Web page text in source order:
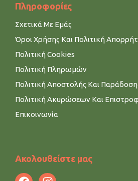
Πληροφορίες
Σχετικά Με Εμάς
Όροι Χρήσης Και Πολιτική
Πολιτική Cookies
Πολιτική Πληρωμών
Πολιτική Αποστολής Και
Πολιτική Ακυρώσεων Και
Επικοινωνία
Ακολουθείστε μας